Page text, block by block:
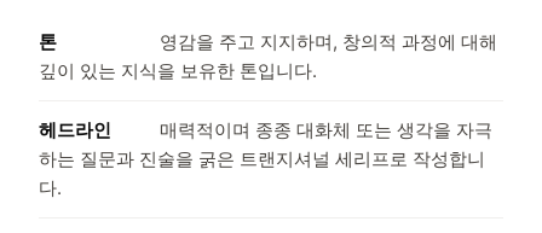
톤
영감을 주고 지지하며, 창의적 과정에 대해
깊이 있는 지식을 보유한 톤입니다.
헤드라인
매력적이며 종종 대화체 또는 생각을 자극
하는 질문과 진술을 굵은 트랜지셔널 세리프로 작성합니
다.